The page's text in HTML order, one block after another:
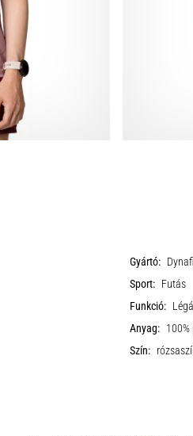
Gyártó:
Sport: Futás
Funkció:
Anyag:
Szín: